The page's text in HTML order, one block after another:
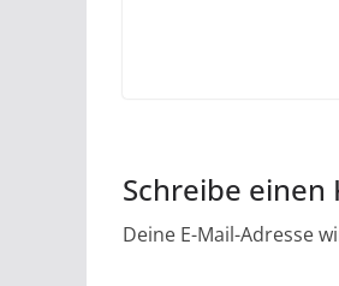
Schreibe
Deine E-Mail-Adresse